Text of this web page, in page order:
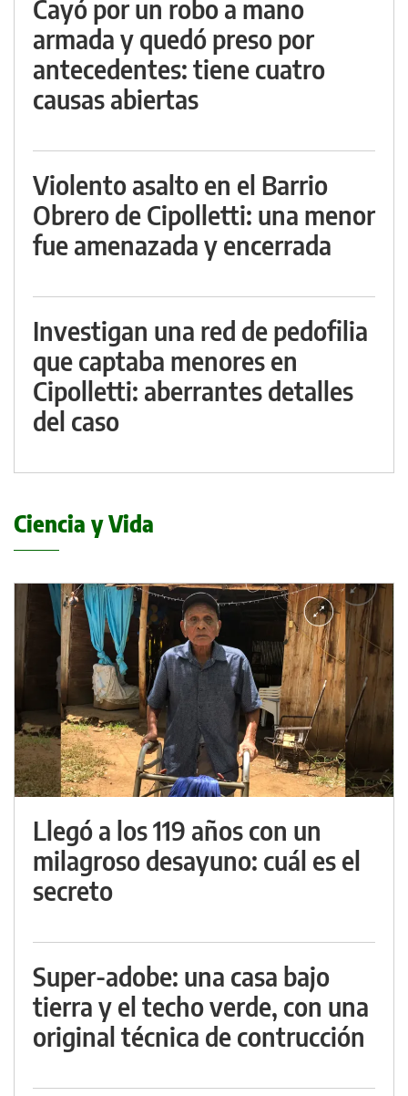
Cayó por un robo a mano
armada y quedó preso por
antecedentes: tiene cuatro
causas abiertas
Violento asalto en el Barrio
Obrero de Cipolletti: una menor
fue amenazada y encerrada
Investigan una red de pedofilia
que captaba menores en
Cipolletti: aberrantes detalles
del caso
Ciencia y Vida
Llegó a los 119 años con un
milagroso desayuno: cuál es el
secreto
Super-adobe: una casa bajo
tierra y el techo verde, con una
original técnica de contrucción